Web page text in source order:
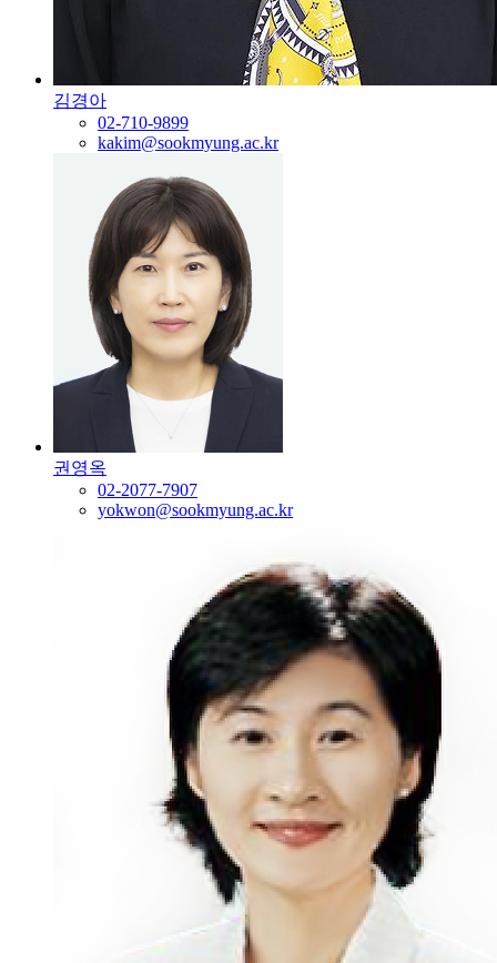
김경아
02-710-9899
kakim@sookmyung.ac.kr
권영옥
02-2077-7907
yokwon@sookmyung.ac.kr